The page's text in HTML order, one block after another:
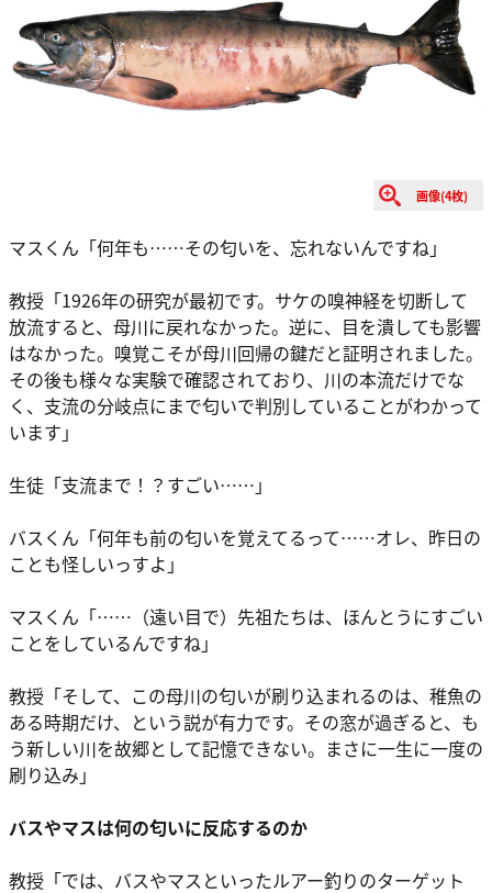
画像(4枚)
マスくん「何年も……その匂いを、忘れないんですね」
教授「1926年の研究が最初です。サケの嗅神経を切断して
放流すると、母川に戻れなかった。逆に、目を潰しても影響
はなかった。嗅覚こそが母川回帰の鍵だと証明されました。
その後も様々な実験で確認されており、川の本流だけでな
く、支流の分岐点にまで匂いで判別していることがわかって
います」
生徒「支流まで！？すごい……」
バスくん「何年も前の匂いを覚えてるって……オレ、昨日の
ことも怪しいっすよ」
マスくん「……（遠い目で）先祖たちは、ほんとうにすごい
ことをしているんですね」
教授「そして、この母川の匂いが刷り込まれるのは、稚魚の
ある時期だけ、という説が有力です。その窓が過ぎると、も
う新しい川を故郷として記憶できない。まさに一生に一度の
刷り込み」
バスやマスは何の匂いに反応するのか
教授「では、バスやマスといったルアー釣りのターゲット